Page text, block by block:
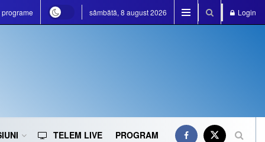
sâmbătă, 8 august 2026 Login
TELEM LIVE PROGRAM